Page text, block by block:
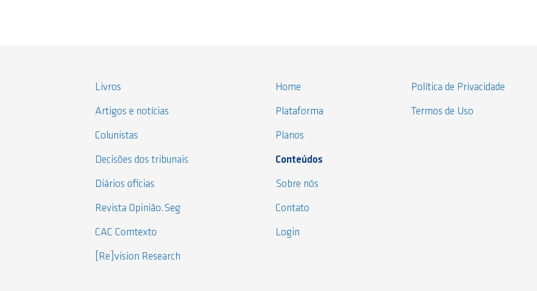
Livros
Artigos e notícias
Colunistas
Decisões dos tribunais
Diários oficias
Revista Opinião.Seg
CAC Comtexto
[Re]vision Research
Home
Plataforma
Planos
Conteúdos
Sobre nós
Contato
Login
Política de Privacidade
Termos de Uso